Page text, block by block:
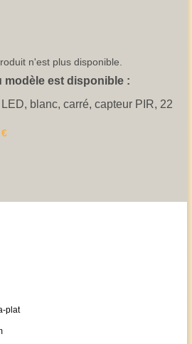
n'est plus disponible.
modèle est disponible :
blanc, carré, capteur PIR, 22
plat